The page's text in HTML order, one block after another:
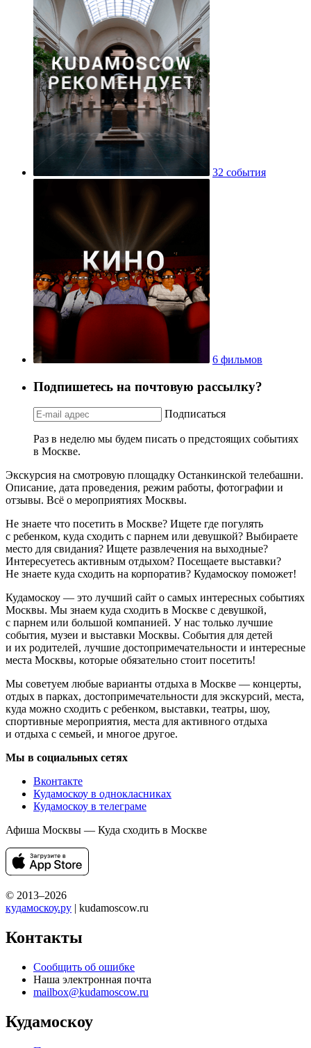
32 события
6 фильмов
Подпишетесь на почтовую рассылку?
Подписаться
Раз в неделю мы будем писать о предстоящих событиях
в Москве.
Экскурсия на смотровую площадку Останкинской телебашни.
Описание, дата проведения, режим работы, фотографии и
отзывы. Всё о мероприятиях Москвы.
Не знаете что посетить в Москве? Ищете где погулять
с ребенком, куда сходить с парнем или девушкой? Выбираете
место для свидания? Ищете развлечения на выходные?
Интересуетесь активным отдыхом? Посещаете выставки?
Не знаете куда сходить на корпоратив? Кудамоскоу поможет!
Кудамоскоу — это лучший сайт о самых интересных событиях
Москвы. Мы знаем куда сходить в Москве с девушкой,
с парнем или большой компанией. У нас только лучшие
события, музеи и выставки Москвы. События для детей
и их родителей, лучшие достопримечательности и интересные
места Москвы, которые обязательно стоит посетить!
Мы советуем любые варианты отдыха в Москве — концерты,
отдых в парках, достопримечательности для экскурсий, места,
куда можно сходить с ребенком, выставки, театры, шоу,
спортивные мероприятия, места для активного отдыха
и отдыха с семьей, и многое другое.
Мы в социальных сетях
Вконтакте
Кудамоскоу в однокласниках
Кудамоскоу в телеграме
Афиша Москвы — Куда сходить в Москве
© 2013–2026
кудамоскоу.ру | kudamoscow.ru
Контакты
Сообщить об ошибке
Наша электронная почта
mailbox@kudamoscow.ru
Кудамоскоу